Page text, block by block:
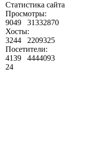
Статистика сайта
Просмотры:
9049
31332870
Хосты:
3244
2209325
Посетители:
4139
4444093
24